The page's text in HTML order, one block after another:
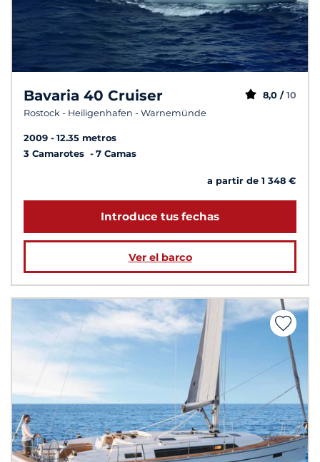
Bavaria 40 Cruiser
Rostock - Heiligenhafen - Warnemünde
8,0 / 10
2009
12.35 metros
3 Camarotes
7 Camas
a partir de 1 348 €
Introduce tus fechas
Ver el barco